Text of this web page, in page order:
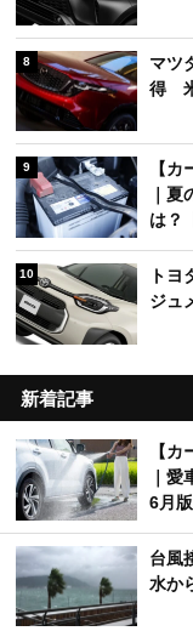
8
マツ
得
9
【
｜
は？
10
ト
ジュ
新着記事
【
｜
6月版
台風
水か